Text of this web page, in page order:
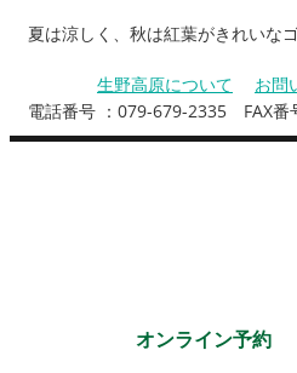
夏は涼しく、秋は紅葉がきれいな
生野高原について
お問
電話番号 ：079-679-2335 FAX番
オンライン予約